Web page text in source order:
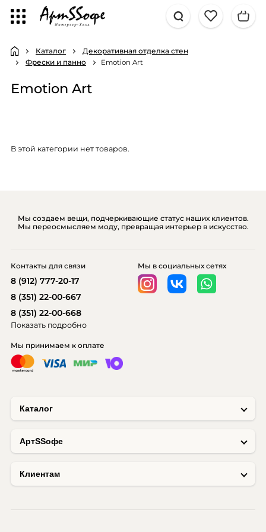
Каталог
Декоративная отделка стен
Фрески и панно
Emotion Art
Emotion Art
В этой категории нет товаров.
Мы создаем вещи, подчеркивающие статус наших клиентов.
Мы переосмысляем моду, превращая интерьер в искусство.
Каталог
AртSSофе
Клиентам
Мы принимаем к оплате
Мы в социальных сетях
Контакты для связи
8 (912) 777-20-17
8 (351) 22-00-667
8 (351) 22-00-668
Показать подробно